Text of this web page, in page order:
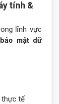
tính &
lĩnh vực
mật dữ
thực tế